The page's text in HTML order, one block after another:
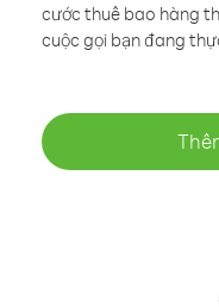
cước thuê bao hàng
cuộc gọi bạn đang